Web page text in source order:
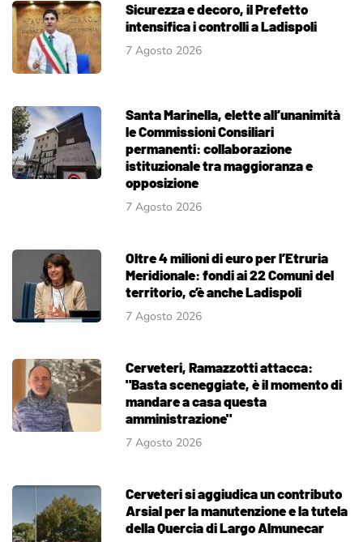
Sicurezza e decoro, il Prefetto
intensifica i controlli a Ladispoli
7 Agosto 2026
Santa Marinella, elette all’unanimità
le Commissioni Consiliari
permanenti: collaborazione
istituzionale tra maggioranza e
opposizione
7 Agosto 2026
Oltre 4 milioni di euro per l’Etruria
Meridionale: fondi ai 22 Comuni del
territorio, c’è anche Ladispoli
7 Agosto 2026
Cerveteri, Ramazzotti attacca:
"Basta sceneggiate, è il momento di
mandare a casa questa
amministrazione"
7 Agosto 2026
Cerveteri si aggiudica un contributo
Arsial per la manutenzione e la tutela
della Quercia di Largo Almunecar